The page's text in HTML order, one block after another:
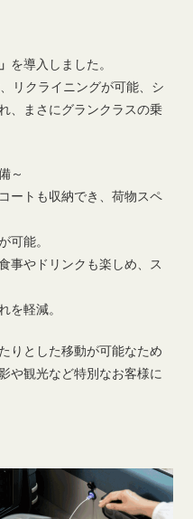
を導入しました。
リクライニングが可能、シ
、まさにグランクラスの乗
～
ートも収納でき、荷物スペ
可能。
事やドリンクも楽しめ、ス
を軽減。
りとした移動が可能なため
や観光など特別なお客様に